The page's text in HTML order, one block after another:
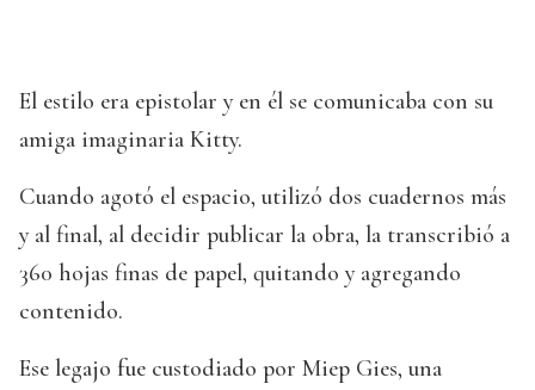
El estilo era epistolar y en él se comunicaba con su
amiga imaginaria Kitty.
Cuando agotó el espacio, utilizó dos cuadernos más
y al final, al decidir publicar la obra, la transcribió a
360 hojas finas de papel, quitando y agregando
contenido.
Ese legajo fue custodiado por Miep Gies, una